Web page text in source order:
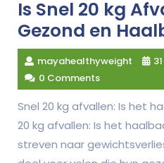
Is Snel 20 kg
Gezond en
mayahealthyweight
0 Comments
Snel 20 kg afvallen: Is het
20 kg afvallen: Is het
streven naar